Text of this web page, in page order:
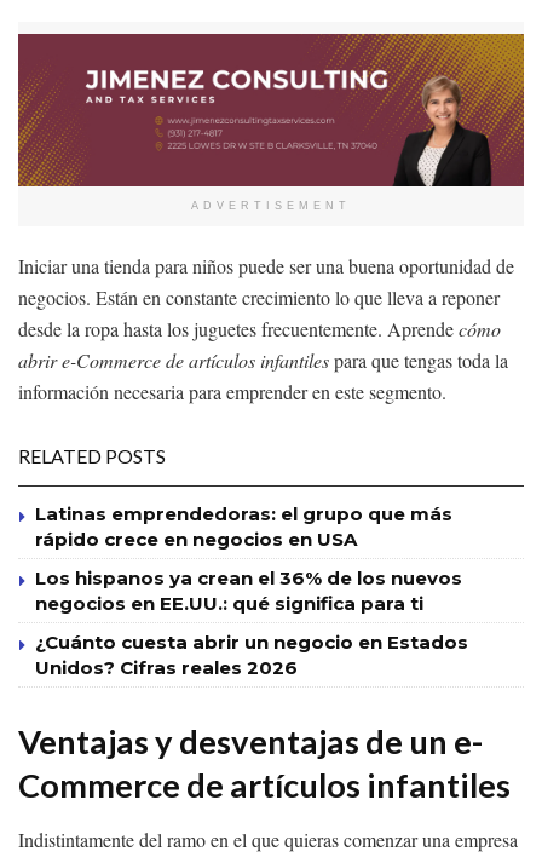
ADVERTISEMENT
Iniciar una tienda para niños puede ser una buena oportunidad de
negocios. Están en constante crecimiento lo que lleva a reponer
desde la ropa hasta los juguetes frecuentemente. Aprendecómo
abrir e-Commerce de artículos infantilespara que tengas toda la
información necesaria para emprender en este segmento.
RELATED POSTS
Latinas emprendedoras: el grupo que más
rápido crece en negocios en USA
Los hispanos ya crean el 36% de los nuevos
negocios en EE.UU.: qué significa para ti
¿Cuánto cuesta abrir un negocio en Estados
Unidos? Cifras reales 2026
Ventajas y desventajas de un e-
Commerce de artículos infantiles
Indistintamente del ramo en el que quieras comenzar una empresa